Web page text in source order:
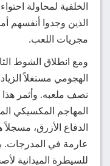
الخلفية لمحاولة
الذين وجدوا أنفسهم
مجريات اللعب.
ومع انطلاق الشوط
الهجومي مستغلاً
المهاجم المكسيكي
الدفاع الأزرق،
عارمة في المدرجات.
للسيطرة الميدانية